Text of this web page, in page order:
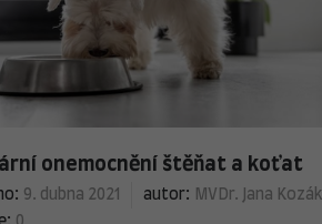
onemocnění štěňat a koťat
9. dubna 2021 autor:
MVDr. Jana